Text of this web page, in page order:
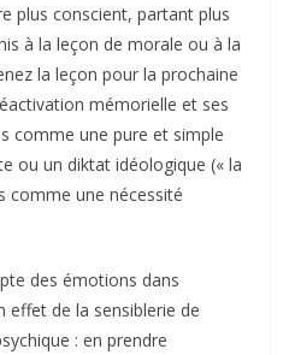
plus conscient, partant plus
à la leçon de morale ou à la
la leçon pour la prochaine
mémorielle et ses
comme une pure et simple
ou un diktat idéologique (« la
comme une nécessité
des émotions dans
effet de la sensiblerie de
: en prendre